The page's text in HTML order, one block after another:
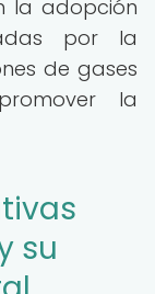
la adopción
por la
de gases
la
su